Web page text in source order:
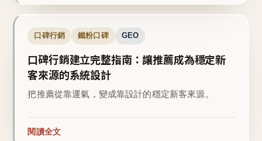
口碑行銷 鐵粉口碑 GEO
口碑行銷建立完整指南：讓推薦成為穩定新
客來源的系統設計
把推薦從靠運氣，變成靠設計的穩定新客來源。
閱讀全文